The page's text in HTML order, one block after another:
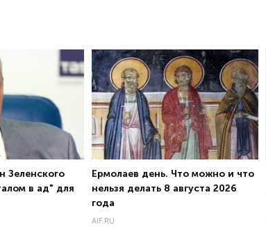
Зеленского
в ад" для
Ермолаев день. Что можно и что
нельзя делать 8 августа 2026
года
AIF.RU